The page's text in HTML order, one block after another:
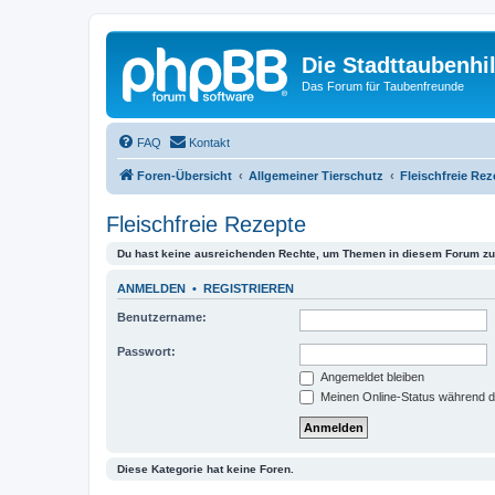
Die
Das Forum für Taubenfreunde
FAQ Kontakt
Foren-Übersicht Allgemeiner Tierschutz Fleischfreie
Fleischfreie Rezepte
Du hast keine ausreichenden Rechte, um Themen in diesem Forum
ANMELDEN • REGISTRIEREN
Benutzername:
Passwort:
Angemeldet bleiben
Meinen Online-Status während
Diese Kategorie hat keine Foren.